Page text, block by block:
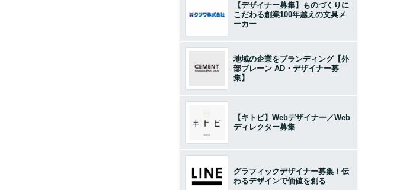
【デザイナー募集】ものづくりに
こだわる創業100年越えの文具メ
ーカー
地域の企業をブランディング【外
部ブレーン AD・デザイナー募
集】
【キトビ】Webデザイナー／Web
ディレクター募集
グラフィックデザイナー募集！伝
わるデザインで価値を創る